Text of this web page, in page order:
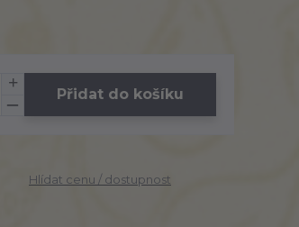
Přidat do košíku
Hlídat cenu / dostupnost